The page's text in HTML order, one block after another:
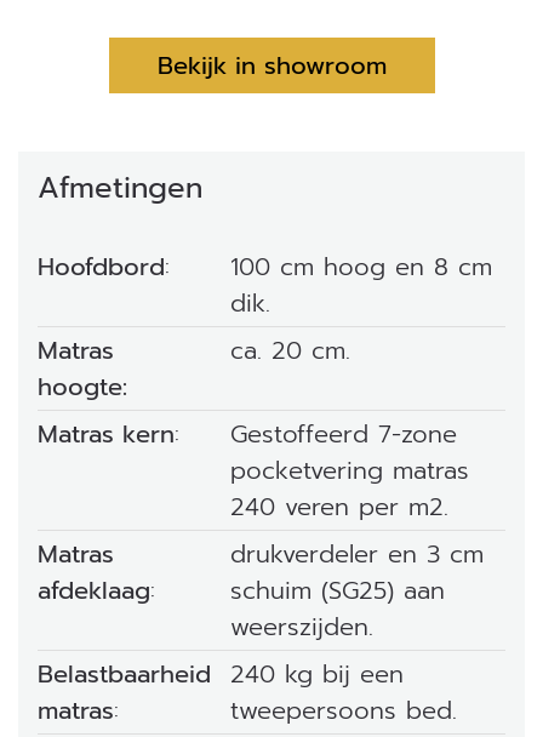
Bekijk in showroom
Afmetingen
Hoofdbord:
100 cm hoog en 8 cm
dik.
Matras
hoogte:
ca. 20 cm.
Matras kern:
Gestoffeerd 7-zone
pocketvering matras
240 veren per m2.
Matras
afdeklaag:
drukverdeler en 3 cm
schuim (SG25) aan
weerszijden.
Belastbaarheid
matras:
240 kg bij een
tweepersoons bed.